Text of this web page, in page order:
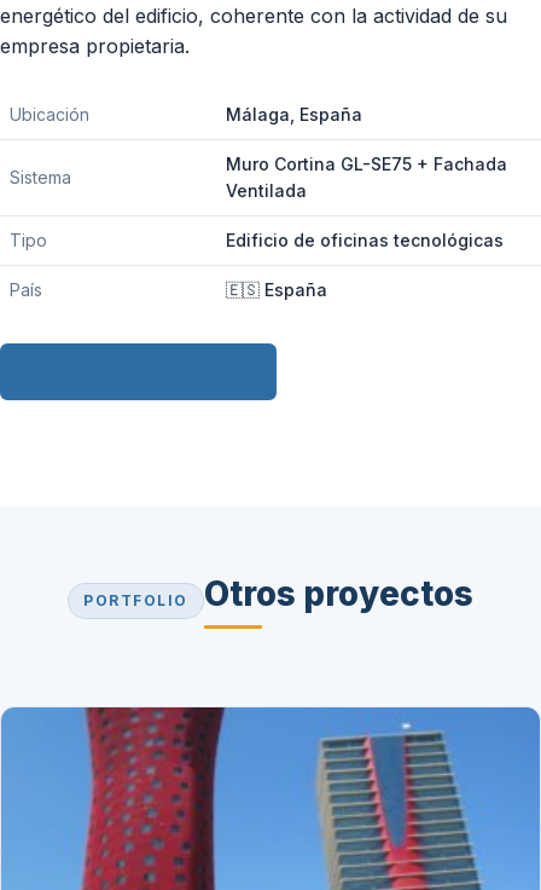
energético del edificio, coherente con la actividad de su
empresa propietaria.
Ubicación Málaga, España
Sistema
Muro Cortina GL-SE75 + Fachada
Ventilada
Tipo Edificio de oficinas tecnológicas
País 🇪🇸 España
PORTFOLIO Otros proyectos